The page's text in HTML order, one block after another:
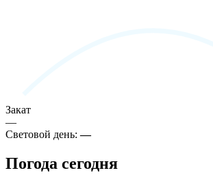
Закат
—
Световой день:—
Погода сегодня